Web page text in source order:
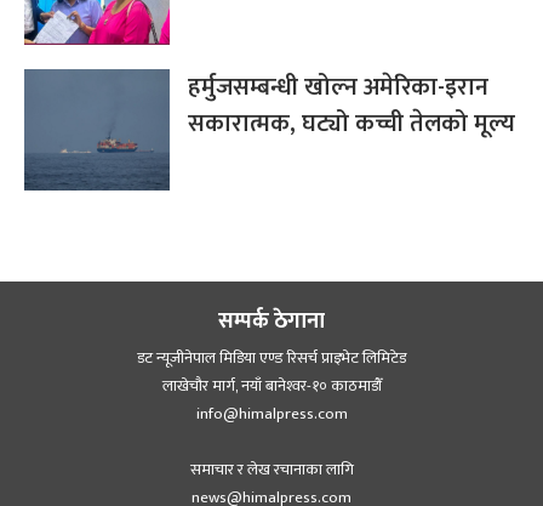
हर्मुजसम्बन्धी खोल्न अमेरिका-इरान
सकारात्मक, घट्यो कच्ची तेलको मूल्य
सम्पर्क ठेगाना
डट न्यूजीनेपाल मिडिया एण्ड रिसर्च प्राइभेट लिमिटेड
लाखेचौर मार्ग, नयाँ बानेश्‍वर-१० काठमाडौँ
info@himalpress.com
समाचार र लेख रचानाका लागि
news@himalpress.com